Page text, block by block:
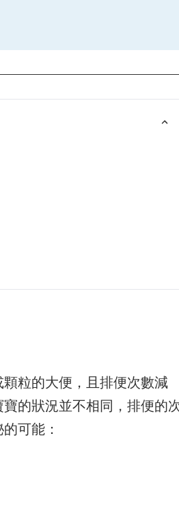
粒的大便，且排便次數減
的狀況並不相同，排便的
可能：